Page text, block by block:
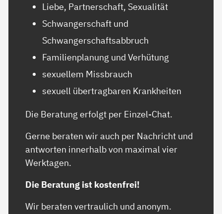
Liebe, Partnerschaft, Sexualität
Schwangerschaft und
Schwangerschaftsabbruch
Familienplanung und Verhütung
sexuellem Missbrauch
sexuell übertragbaren Krankheiten
Die Beratung erfolgt per Einzel-Chat.
Gerne beraten wir auch per Nachricht und
antworten innerhalb von maximal vier
Werktagen.
Die Beratung ist kostenfrei!
Wir beraten vertraulich und anonym.